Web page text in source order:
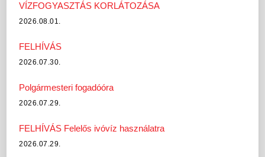
VÍZFOGYASZTÁS KORLÁTOZÁSA
2026.08.01.
FELHÍVÁS
2026.07.30.
Polgármesteri fogadóóra
2026.07.29.
FELHÍVÁS Felelős ivóvíz használatra
2026.07.29.